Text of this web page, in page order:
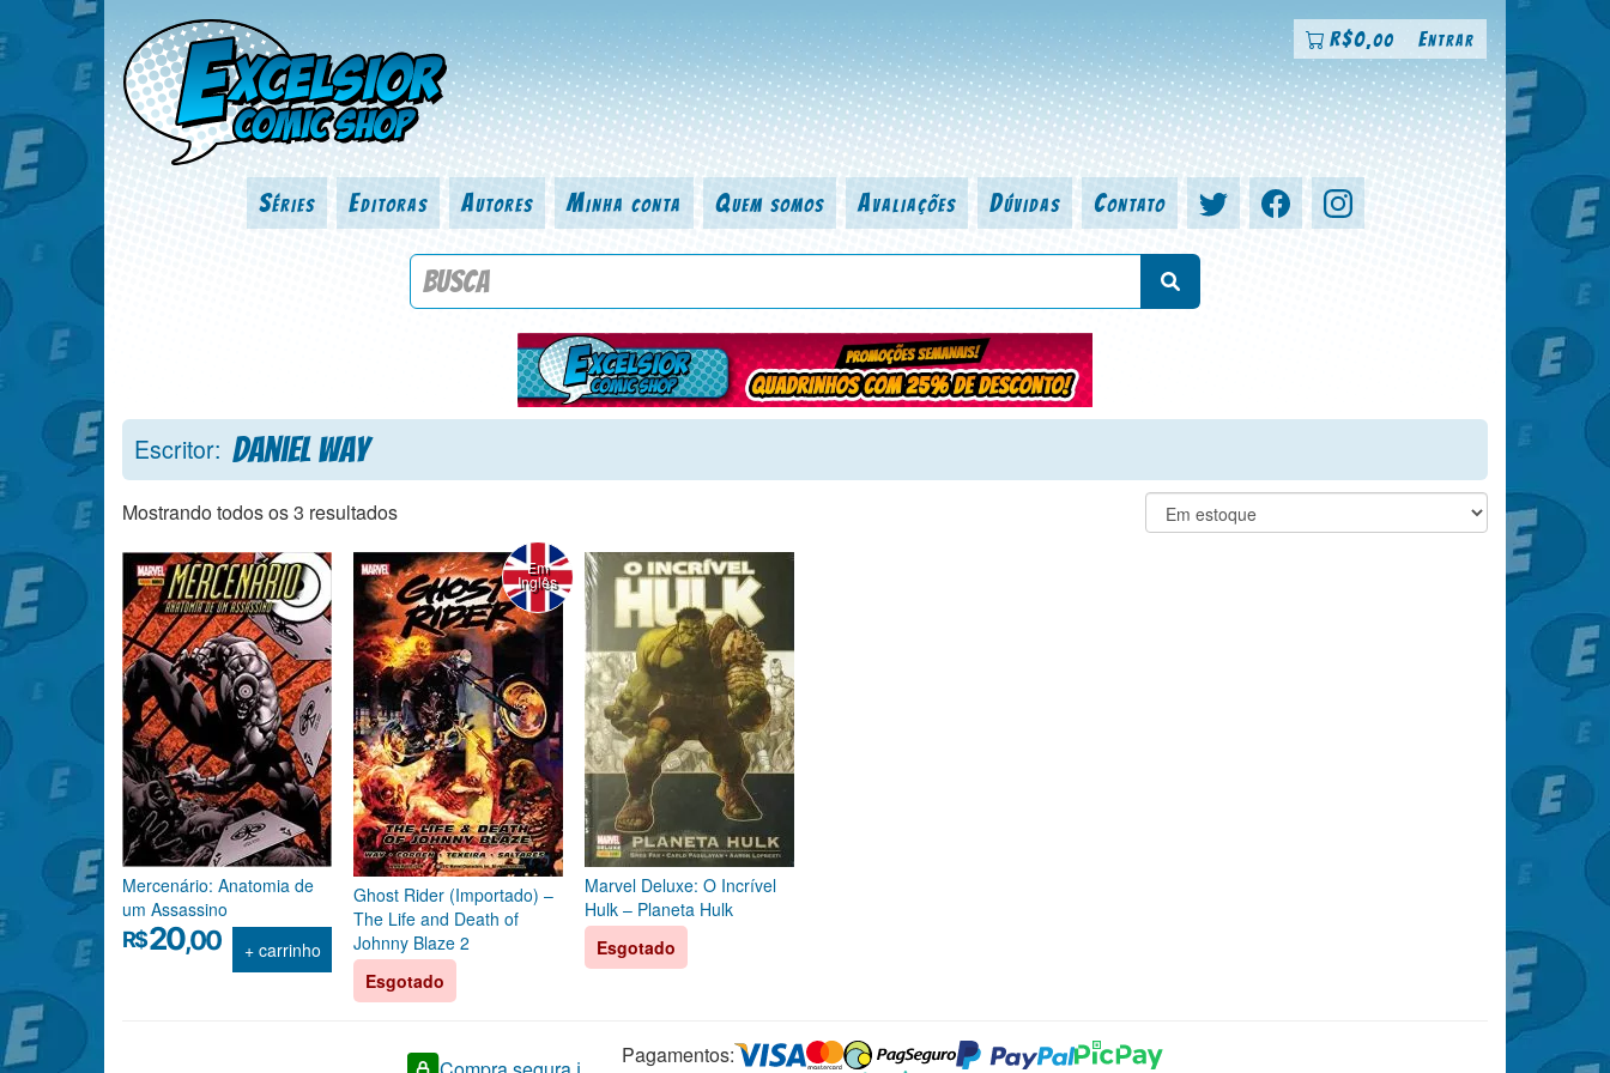
R$0,00 Entrar
Séries Editoras Autores Minha conta Quem somos Avaliações Dúvidas Contato
Procure por título da revista, personagem, série, escritor, desenhista, arte-finalista, colorista
Escritor: Daniel Way
Mostrando todos os 3 resultados
Mercenário: Anatomia de
um Assassino
R$20,00 + carrinho
Ghost Rider (Importado) –
The Life and Death of
Johnny Blaze 2
Esgotado
Em
Inglês
Marvel Deluxe: O Incrível
Hulk – Planeta Hulk
Esgotado
Pagamentos: